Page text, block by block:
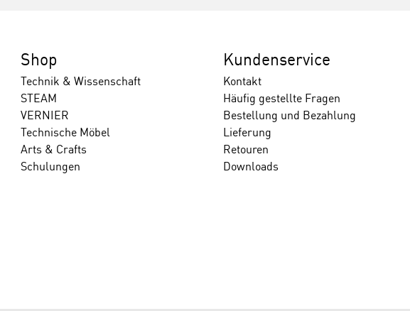
Shop
Technik & Wissenschaft
STEAM
VERNIER
Technische Möbel
Arts & Crafts
Schulungen
Kundenservice
Kontakt
Häufig gestellte Fragen
Bestellung und Bezahlung
Lieferung
Retouren
Downloads